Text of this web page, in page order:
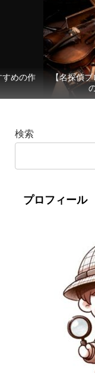
すめの作
【名探偵
検索
プロフィール